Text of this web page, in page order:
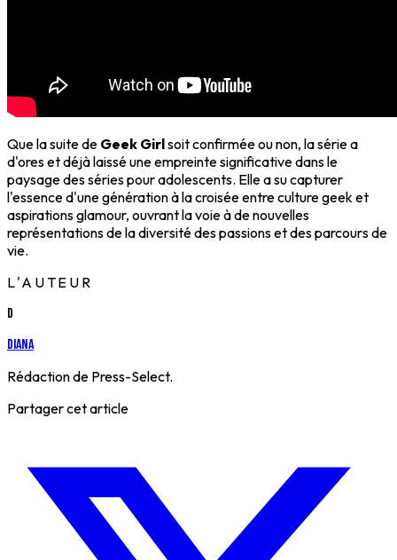
Que la suite de Geek Girlsoit confirmée ou non, la série a
d'ores et déjà laissé une empreinte significative dans le
paysage des séries pour adolescents. Elle a su capturer
l'essence d'une génération à la croisée entre culture geek et
aspirations glamour, ouvrant la voie à de nouvelles
représentations de la diversité des passions et des parcours de
vie.
L'AUTEUR
D
Diana
Rédaction de Press-Select.
Partager cet article